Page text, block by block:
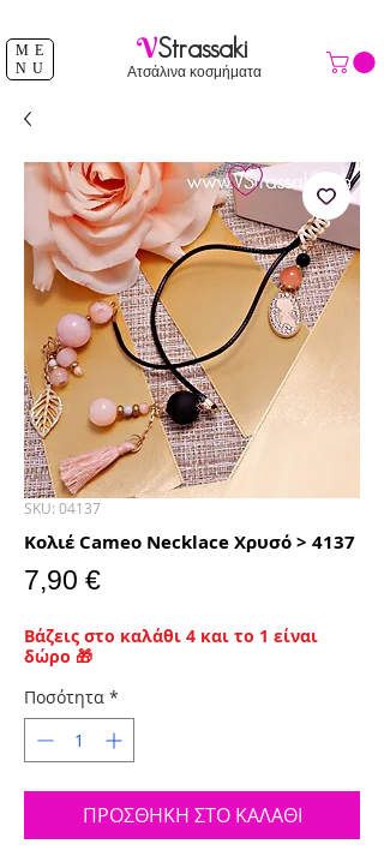
ME
NU
VStrassaki
Ατσάλινα κοσμήματα
SKU: 04137
Κολιέ Cameo Necklace Χρυσό > 4137
7,90 €Τιμή
Βάζεις στο καλάθι 4 και το 1 είναι
δώρο 🎁
Ποσότητα *
ΠΡΟΣΘΗΚΗ ΣΤΟ ΚΑΛΑΘΙ